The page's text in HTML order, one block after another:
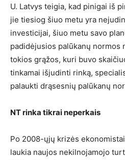
U. Latvys teigia, kad pinigai iš
jie tiesiog šiuo metu yra
investicijai, šiuo metu savo
padidėjusios palūkanų normos
tokios grąžos, kuri buvo
tinkamai išjudinti rinką,
palaukti drąsesnių palūkanų
NT rinka tikrai neperkais
Po 2008-ųjų krizės
laukia naujos nekilnojamojo